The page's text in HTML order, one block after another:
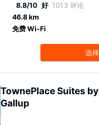
8.8/10 好 1013 评论
46.8 km
免费 Wi-Fi
选择
TownePlace Suites
Gallup